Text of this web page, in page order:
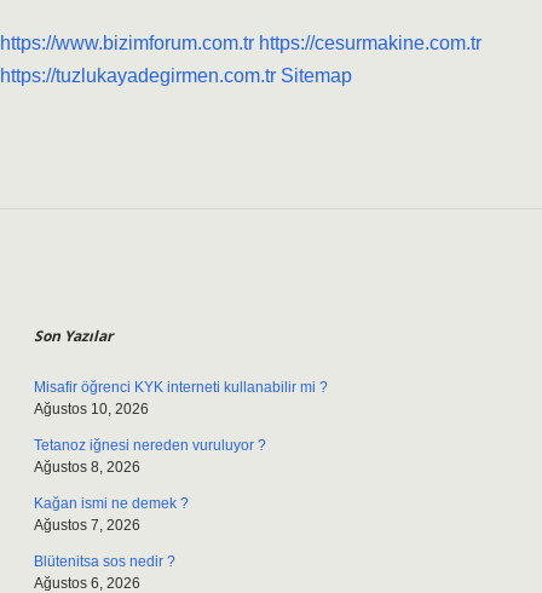
https://www.bizimforum.com.tr https://cesurmakine.com.tr
https://tuzlukayadegirmen.com.tr Sitemap
Son Yazılar
Misafir öğrenci KYK interneti kullanabilir mi ?
Ağustos 10, 2026
Tetanoz iğnesi nereden vuruluyor ?
Ağustos 8, 2026
Kağan ismi ne demek ?
Ağustos 7, 2026
Blütenitsa sos nedir ?
Ağustos 6, 2026